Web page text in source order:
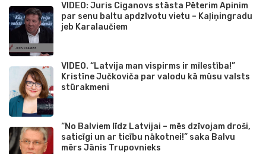
VIDEO: Juris Ciganovs stāsta Pēterim Apinim
par senu baltu apdzīvotu vietu – Kaļiņingradu
jeb Karalaučiem
VIDEO. “Latvija man vispirms ir mīlestība!”
Kristīne Jučkoviča par valodu kā mūsu valsts
stūrakmeni
“No Balviem līdz Latvijai – mēs dzīvojam droši,
saticīgi un ar ticību nākotnei!” saka Balvu
mērs Jānis Trupovnieks